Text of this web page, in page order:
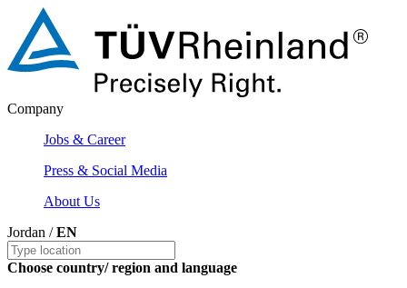
Company
Jobs & Career
Press & Social Media
About Us
Jordan /EN
Choose country/ region and language